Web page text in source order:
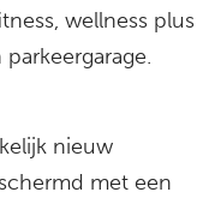
wellness plus
nieuw
met een